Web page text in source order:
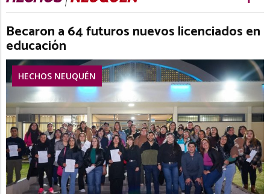
Becaron a 64 futuros nuevos licenciados en
educación
HECHOS NEUQUÉN